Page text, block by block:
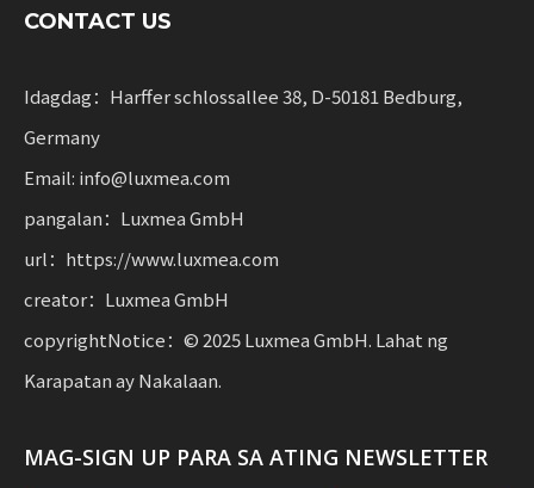
pagbabahagi ng mga serbisyo at rental fleets.
na may kakayahang umangkop para sa mga
CONTACT US
Idagdag：Harffer schlossallee 38, D-50181 Bedburg,
Germany
Email: info@luxmea.com
pangalan：Luxmea GmbH
url：https://www.luxmea.com
creator：Luxmea GmbH
copyrightNotice：© 2025 Luxmea GmbH. Lahat ng
Karapatan ay Nakalaan.
MAG-SIGN UP PARA SA ATING NEWSLETTER